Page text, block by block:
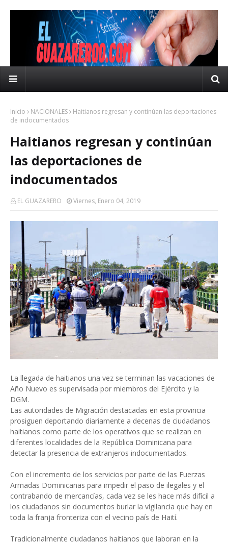
Inicio NACIONALES
Haitianos regresan y continúan las deportaciones
de indocumentados
Haitianos regresan y continúan
las deportaciones de
indocumentados
EL GUAZARERO Viernes, Enero 04, 2019
La llegada de haitianos una vez se terminan las vacaciones de
Año Nuevo es supervisada por miembros del Ejército y la
DGM.
Las autoridades de Migración destacadas en esta provincia
prosiguen deportando diariamente a decenas de ciudadanos
haitianos como parte de los operativos que se realizan en
diferentes localidades de la República Dominicana para
detectar la presencia de extranjeros indocumentados.
Con el incremento de los servicios por parte de las Fuerzas
Armadas Dominicanas para impedir el paso de ilegales y el
contrabando de mercancías, cada vez se les hace más difícil a
los ciudadanos sin documentos burlar la vigilancia que hay en
toda la franja fronteriza con el vecino país de Haití.
Tradicionalmente ciudadanos haitianos que laboran en la